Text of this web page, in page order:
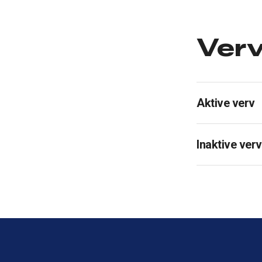
Aktive verv
Inaktive verv